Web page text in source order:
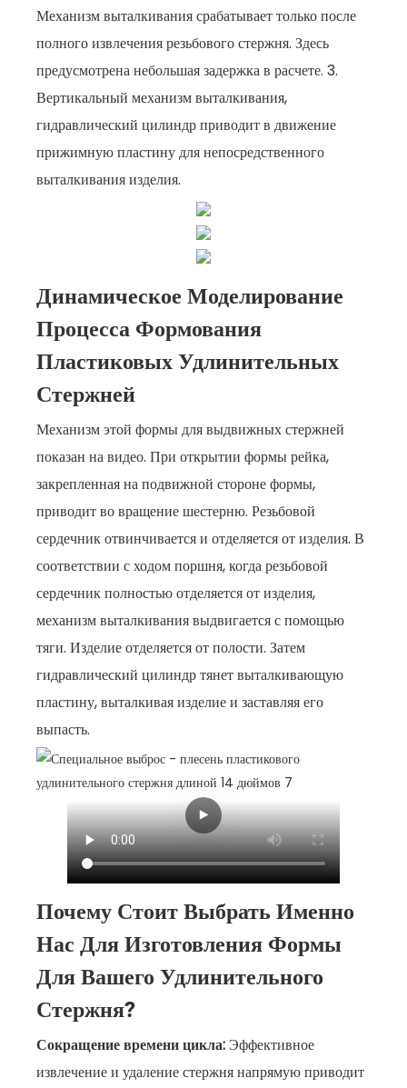
Механизм выталкивания срабатывает только после
полного извлечения резьбового стержня. Здесь
предусмотрена небольшая задержка в расчете. 3.
Вертикальный механизм выталкивания,
гидравлический цилиндр приводит в движение
прижимную пластину для непосредственного
выталкивания изделия.
Динамическое Моделирование
Процесса Формования
Пластиковых Удлинительных
Стержней
Механизм этой формы для выдвижных стержней
показан на видео. При открытии формы рейка,
закрепленная на подвижной стороне формы,
приводит во вращение шестерню. Резьбовой
сердечник отвинчивается и отделяется от изделия. В
соответствии с ходом поршня, когда резьбовой
сердечник полностью отделяется от изделия,
механизм выталкивания выдвигается с помощью
тяги. Изделие отделяется от полости. Затем
гидравлический цилиндр тянет выталкивающую
пластину, выталкивая изделие и заставляя его
выпасть.
Почему Стоит Выбрать Именно
Нас Для Изготовления Формы
Для Вашего Удлинительного
Стержня?
Сокращение времени цикла: Эффективное
извлечение и удаление стержня напрямую приводит